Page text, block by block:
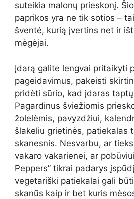
suteikia malonų prieskonį.
paprikos yra ne tik sotios –
šventė, kurią įvertins net ir
mėgėjai.
Įdarą galite lengvai pritaikyti
pageidavimus, pakeisti
pridėti sūrio, kad įdaras
Pagardinus šviežiomis
žolelėmis, pavyzdžiui,
šlakeliu grietinės, patiekalas
skanesnis. Nesvarbu, ar
vakaro vakarienei, ar
Peppers” tikrai padarys
vegetariški patiekalai gali
skanūs kaip ir bet kuris